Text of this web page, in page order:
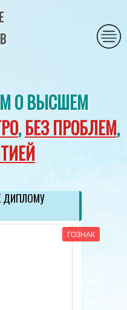
О ВЫСШЕМ
,БЕЗ ПРОБЛЕМ,
ДИПЛОМУ
ГОЗНАК